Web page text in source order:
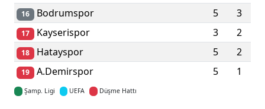
16 Bodrumspor 5 3
17 Kayserispor 3 2
18 Hatayspor 5 2
19 A.Demirspor 5 1
Şamp. Ligi UEFA Düşme Hattı